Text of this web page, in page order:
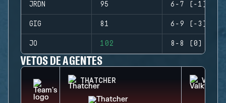
JRDN 95 6-7 (-1)
GIG 81 6-9 (-3)
JO 102 8-8 (0)
VETOS DE AGENTES
THATCHER